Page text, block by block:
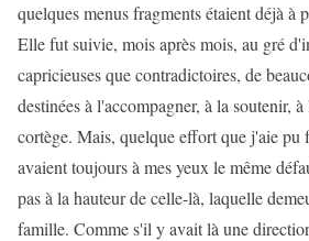
quelques menus fragments étaient déjà à
Elle fut suivie, mois après mois, au gré
capricieuses que contradictoires, de
destinées à l'accompagner, à la soutenir,
cortège. Mais, quelque effort que j'aie pu
avaient toujours à mes yeux le même
pas à la hauteur de celle-là, laquelle
famille. Comme s'il y avait là une